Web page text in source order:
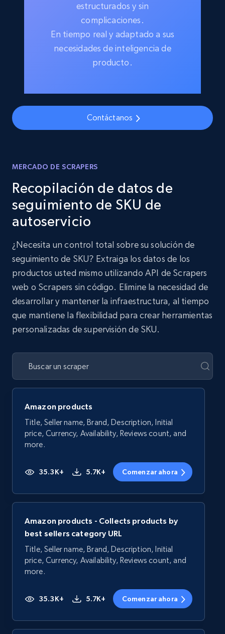
estructurados y sin
complicaciones.
En tiempo real y adaptado a sus
necesidades de inteligencia de
producto.
Contáctanos
MERCADO DE SCRAPERS
Recopilación de datos de
seguimiento de SKU de
autoservicio
¿Necesita un control total sobre su solución de
seguimiento de SKU? Extraiga los datos de los
productos usted mismo utilizando API de Scrapers
web o Scrapers sin código. Elimine la necesidad de
desarrollar y mantener la infraestructura, al tiempo
que mantiene la flexibilidad para crear herramientas
personalizadas de supervisión de SKU.
Amazon products
Title, Seller name, Brand, Description, Initial
price, Currency, Availability, Reviews count, and
more.
35.3K+ 5.7K+ Comenzar ahora
Amazon products - Collects products by
best sellers category URL
Title, Seller name, Brand, Description, Initial
price, Currency, Availability, Reviews count, and
more.
35.3K+ 5.7K+ Comenzar ahora